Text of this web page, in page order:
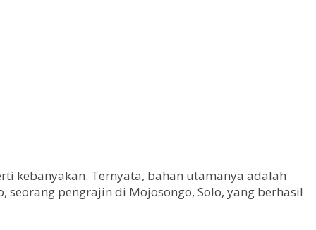
kebanyakan. Ternyata, bahan utamanya adalah
pengrajin di Mojosongo, Solo, yang berhasil